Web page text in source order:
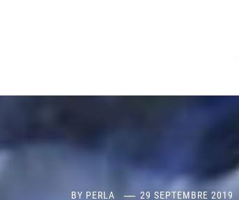
BY PERLA 29 SEPTEMBRE 2019